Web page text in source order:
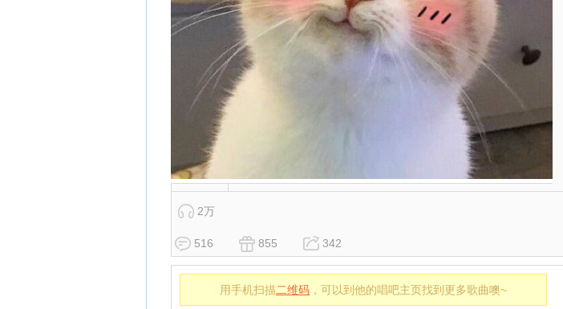
2万
516 855 342
用手机扫描二维码 ，可以到他的唱吧主页找到更多歌曲噢~